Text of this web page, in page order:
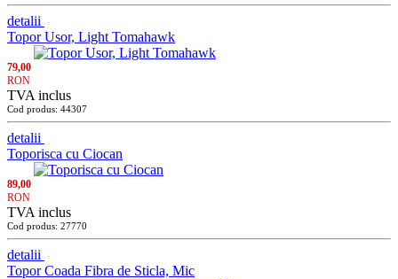
detalii
Topor Usor, Light Tomahawk
79,00
RON
TVA inclus
Cod produs: 44307
detalii
Toporisca cu Ciocan
89,00
RON
TVA inclus
Cod produs: 27770
detalii
Topor Coada Fibra de Sticla, Mic